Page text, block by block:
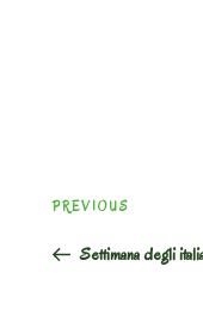
navigation
Previous
PREVIOUS
Settimana degli